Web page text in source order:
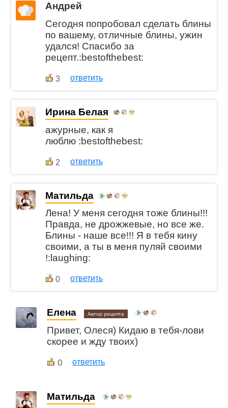
Андрей
Сегодня попробовал сделать блины
по вашему, отличные блины, ужин
удался! Спасибо за
рецепт.:bestofthebest:
3 ответить
Ирина Белая
ажурные, как я
люблю :bestofthebest:
2 ответить
Матильда
Лена! У меня сегодня тоже блины!!!
Правда, не дрожжевые, но все же.
Блины - наше все!!! Я в тебя кину
своими, а ты в меня пуляй своими
!:laughing:
0 ответить
Елена Автор рецепта
Привет, Олеся) Кидаю в тебя-лови
скорее и жду твоих)
0 ответить
Матильда